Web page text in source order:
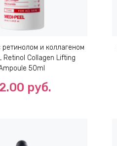
ретинолом и коллагеном
Retinol Collagen Lifting
50ml
руб.